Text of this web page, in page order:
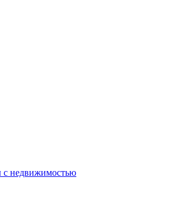
с недвижимостью